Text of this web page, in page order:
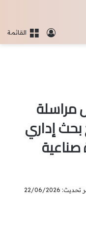
القائمةتسجيل
مراسلة
إداري
22/06/2026